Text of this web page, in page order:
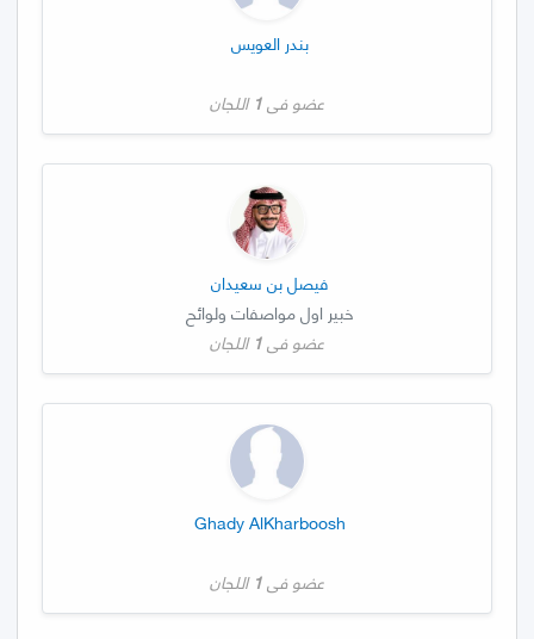
بندر العويس
عضو في1 اللجان
فيصل بن سعيدان
خبير اول مواصفات ولوائح
عضو في1 اللجان
Ghady AlKharboosh
عضو في1 اللجان